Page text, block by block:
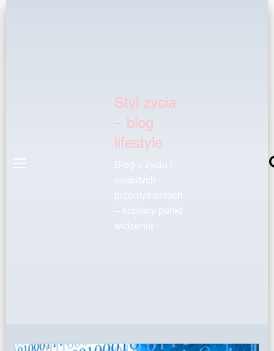
Styl zycia
– blog
lifestyle
przemyśleniach
– kobiecy punkt
widzenia